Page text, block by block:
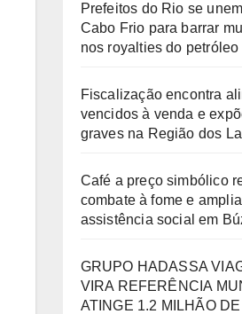
Prefeitos do Rio se
Cabo Frio para barrar
nos royalties do petróleo
Fiscalização encontra
vencidos à venda e
graves na Região dos
Café a preço simbólico
combate à fome e amplia
assistência social em
GRUPO HADASSA
VIRA REFERÊNCIA
ATINGE 1.2 MILHÃO DE